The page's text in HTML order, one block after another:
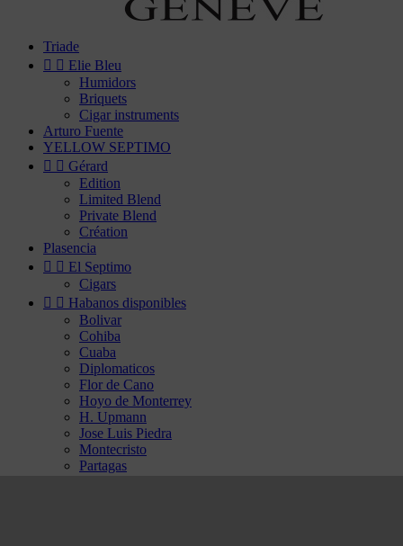
Triade
  Elie Bleu
Humidors
Briquets
Cigar instruments
Arturo Fuente
YELLOW SEPTIMO
  Gérard
Edition
Limited Blend
Private Blend
Création
Plasencia
  El Septimo
Cigars
  Habanos disponibles
Bolivar
Cohiba
Cuaba
Diplomaticos
Flor de Cano
Hoyo de Monterrey
H. Upmann
Jose Luis Piedra
Montecristo
Partagas